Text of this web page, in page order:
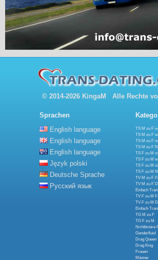
© 2014-2026 KingaM Alle Rechte
Sprachen
English language
English language
English language
Język polski
Deutsche Sprache
Русский язык
TS M zu F
TS M zu F
TS M zu F
TS M zu F
TS F zu M
TS F zu M
TS F zu M
TS F zu M
TV M zu F
TV M zu F
Einfach
TV F zu M
TV F zu M
Einfach
TG M zu F
TG F zu M
Nichtbinäre
Genderfluid
Drag Queen
Drag King
Frauen
Männer